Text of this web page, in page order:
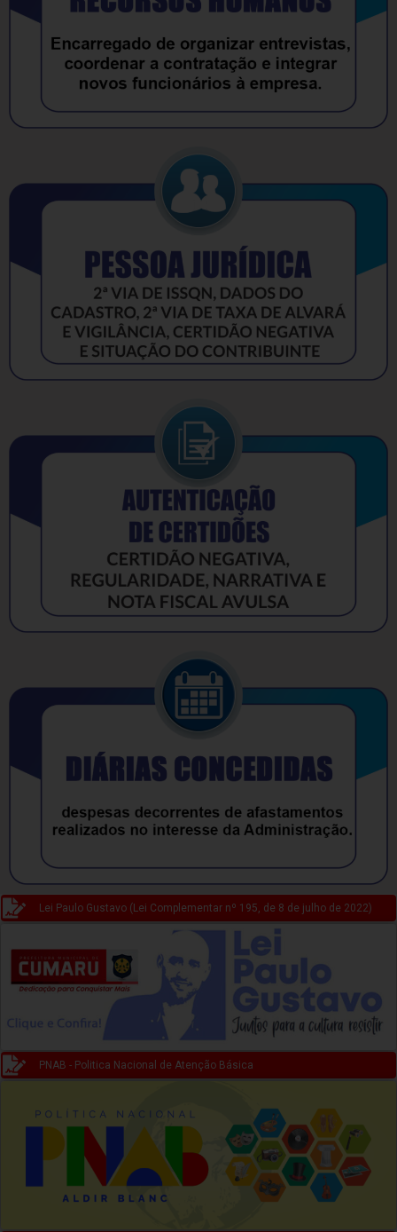
Lei Paulo Gustavo (Lei Complementar nº 195, de 8 de julho de 2022)
PNAB - Politica Nacional de Atenção Básica